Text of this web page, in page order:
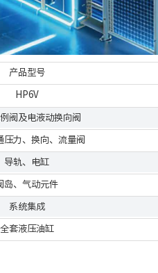
产品型号
HP6V
阀及电液动换向阀
压力、换向、流量阀
导轨、电缸
岛、气动元件
系统集成
全套液压油缸